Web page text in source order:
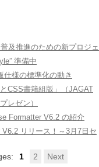
普及推進のための新プロジェ
準備中
仕様の標準化の動き
とCSS書籍組版」（JAGAT
レゼン）
Formatter V6.2 の紹介
リリース！～3月7日セ
1 2 Next